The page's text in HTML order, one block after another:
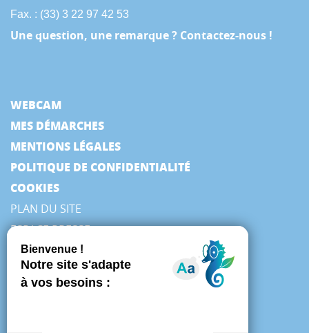
Fax. : (33) 3 22 97 42 53
Une question, une remarque ? Contactez-nous !
WEBCAM
MES DÉMARCHES
MENTIONS LÉGALES
POLITIQUE DE CONFIDENTIALITÉ
COOKIES
PLAN DU SITE
ESPACE PRESSE